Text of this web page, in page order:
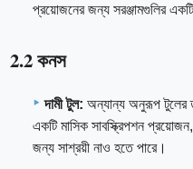
প্রয়োজনের জন্য সরঞ্জামগুলির
2.2 কনস
দামী টুল: অন্যান্য অনুরূপ টুলের
একটি মাসিক সাবস্ক্রিপশন প্রয়োজন,
জন্য সাশ্রয়ী নাও হতে পারে।